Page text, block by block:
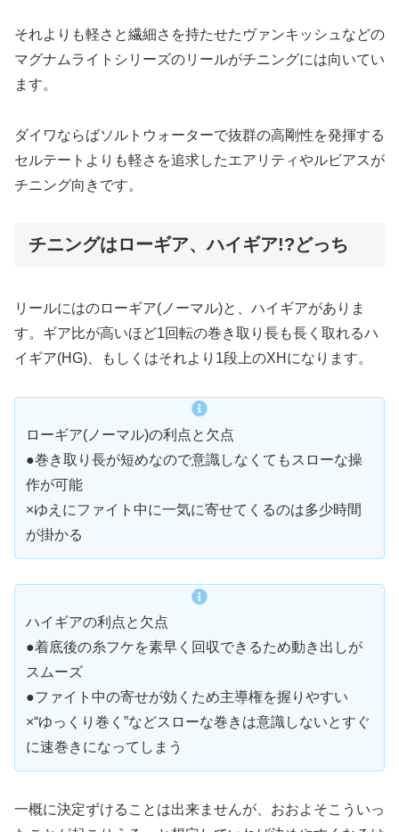
それよりも軽さと繊細さを持たせたヴァンキッシュなどの
マグナムライトシリーズのリールがチニングには向いてい
ます。
ダイワならばソルトウォーターで抜群の高剛性を発揮する
セルテートよりも軽さを追求したエアリティやルビアスが
チニング向きです。
チニングはローギア、ハイギア!?どっち
リールにはのローギア(ノーマル)と、ハイギアがありま
す。ギア比が高いほど1回転の巻き取り長も長く取れるハ
イギア(HG)、もしくはそれより1段上のXHになります。
ローギア(ノーマル)の利点と欠点
●巻き取り長が短めなので意識しなくてもスローな操
作が可能
×ゆえにファイト中に一気に寄せてくるのは多少時間
が掛かる
ハイギアの利点と欠点
●着底後の糸フケを素早く回収できるため動き出しが
スムーズ
●ファイト中の寄せが効くため主導権を握りやすい
×“ゆっくり巻く”などスローな巻きは意識しないとすぐ
に速巻きになってしまう
一概に決定ずけることは出来ませんが、おおよそこういっ